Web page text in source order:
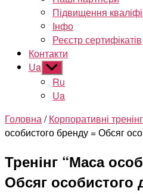
Підвищення
Інфо
Реєстр сертифікатів
Контакти
Ua Показати
підменю
Ru
Ua
Головна/Корпоративні
особистого бренду = Обсяг
Тренінг “Маса
Обсяг особистого